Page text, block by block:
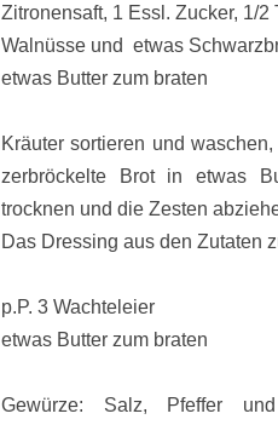
Zitronensaft, 1 Essl. Zucker, 1/2
Walnüsse und etwas
etwas Butter zum braten
Kräuter sortieren und
zerbröckelte Brot in etwas
trocknen und die Zesten
Das Dressing aus den Zutaten
p.P. 3 Wachteleier
etwas Butter zum braten
Gewürze: Salz, Pfeffer